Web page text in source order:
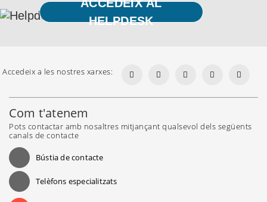
ACCEDEIX AL
HELPDESK
Accedeix a les nostres xarxes:
Com t'atenem
Pots contactar amb nosaltres mitjançant qualsevol dels següents
canals de contacte
Bústia de contacte
Telèfons especialitzats